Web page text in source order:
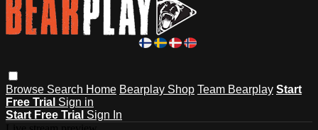
Browse Search Home Bearplay Shop Team Bearplay Start
Free Trial Sign in
Start Free Trial Sign In